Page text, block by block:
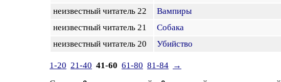
неизвестный читатель 22
Вампиры
неизвестный читатель 21
Собака
неизвестный читатель 20
Убийство
1-20 21-40 41-60 61-80 81-84 →